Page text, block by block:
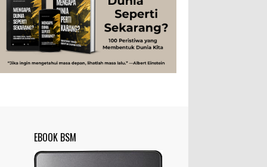
Studi
Teknologi Tips
Tokoh
Tubuh Manusia
Umum
Rahasia Togel yang Tidak Dipahami
Pemain Togel
Ilustrasi/zdnet.com Ini adalah catatan
penutup untuk dua catatan saya
adalah istilah yang digunakan untuk
menyebut zat-zat yang tidak diinginkan,
yang terdapat dalam suatu...
EBOOK BSM